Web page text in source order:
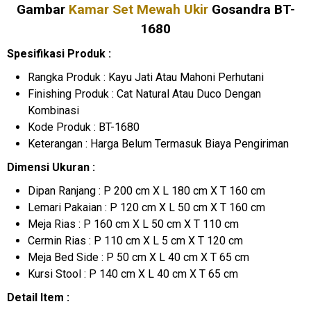
Gambar Kamar Set Mewah UkirGosandra BT-
1680
Spesifikasi Produk :
Rangka Produk : Kayu Jati Atau Mahoni Perhutani
Finishing Produk : Cat Natural Atau Duco Dengan
Kombinasi
Kode Produk : BT-1680
Keterangan : Harga Belum Termasuk Biaya Pengiriman
Dimensi Ukuran :
Dipan Ranjang : P 200 cm X L 180 cm X T 160 cm
Lemari Pakaian : P 120 cm X L 50 cm X T 160 cm
Meja Rias : P 160 cm X L 50 cm X T 110 cm
Cermin Rias : P 110 cm X L 5 cm X T 120 cm
Meja Bed Side : P 50 cm X L 40 cm X T 65 cm
Kursi Stool : P 140 cm X L 40 cm X T 65 cm
Detail Item :